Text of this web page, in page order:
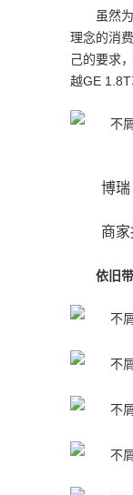
虽然
理念的消
己的要求
越GE 1.8T
博瑞
商
依旧